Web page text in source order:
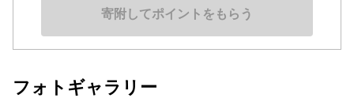
寄附してポイントをもらう
フォトギャラリー